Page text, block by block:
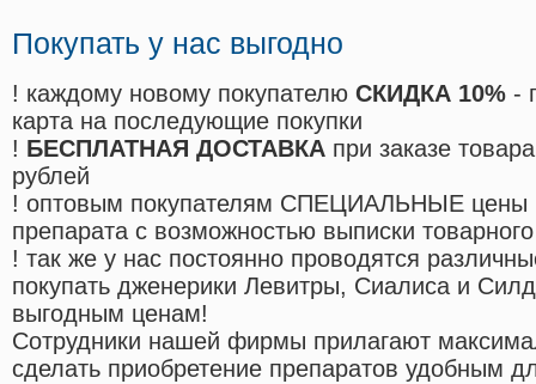
Покупать у нас выгодно
! каждому новому покупателю СКИДКА 10% -
карта на последующие покупки
! БЕСПЛАТНАЯ ДОСТАВКА при заказе
рублей
! оптовым покупателям СПЕЦИАЛЬНЫЕ цены
препарата с возможностью выписки
! так же у нас постоянно проводятся
покупать дженерики Левитры, Сиалиса и
выгодным ценам!
Cотрудники нашей фирмы прилагают
сделать приобретение препаратов удобным